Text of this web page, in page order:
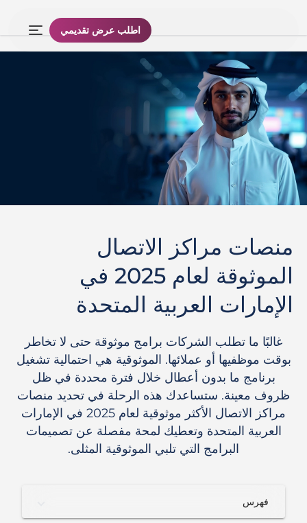
اطلب عرض تقديمي
منصات مراكز الاتصال
الموثوقة لعام 2025 في
الإمارات العربية المتحدة
غالبًا ما تطلب الشركات برامج موثوقة حتى لا تخاطر
بوقت موظفيها أو عملائها. الموثوقية هي احتمالية تشغيل
برنامج ما بدون أعطال خلال فترة محددة في ظل
ظروف معينة. ستساعدك هذه الرحلة في تحديد منصات
مراكز الاتصال الأكثر موثوقية لعام 2025 في الإمارات
العربية المتحدة وتعطيك لمحة مفصلة عن تصميمات
البرامج التي تلبي الموثوقية المثلى.
فهرس